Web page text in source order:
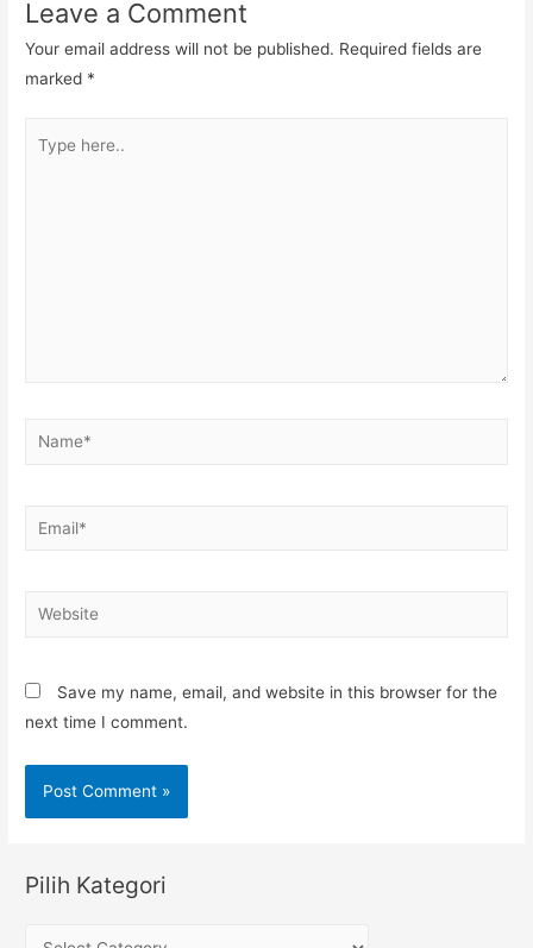
Leave a Comment
Your email address will not be published. Required fields are
marked *
here..
Name*
Email*
Website
Save my name, email, and website in this browser for the
next time I comment.
Pilih Kategori